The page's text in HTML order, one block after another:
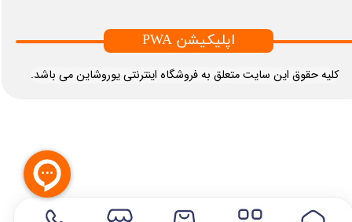
​کلیه حقوق این سایت متعلق به فروشگاه اینترنتی یوروشاین می باشد.
PWA اپلیکیشن